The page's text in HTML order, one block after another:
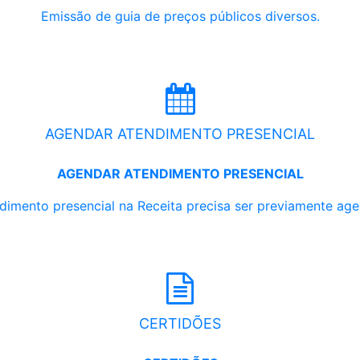
Emissão de guia de preços públicos diversos.
AGENDAR ATENDIMENTO PRESENCIAL
AGENDAR ATENDIMENTO PRESENCIAL
presencial na Receita precisa ser previamente
CERTIDÕES